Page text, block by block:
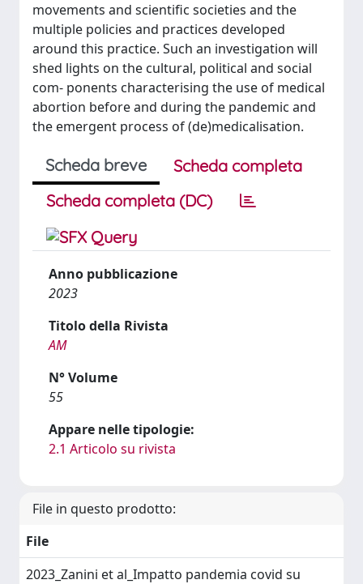
movements and scientific societies and the
multiple policies and practices developed
around this practice. Such an investigation will
shed lights on the cultural, political and social
com- ponents characterising the use of medical
abortion before and during the pandemic and
the emergent process of (de)medicalisation.
Scheda breve
Scheda completa
Scheda completa (DC)
Anno pubblicazione
2023
Titolo della Rivista
AM
N° Volume
55
Appare nelle tipologie:
2.1 Articolo su rivista
File in questo prodotto:
File
2023_Zanini et al_Impatto pandemia covid su